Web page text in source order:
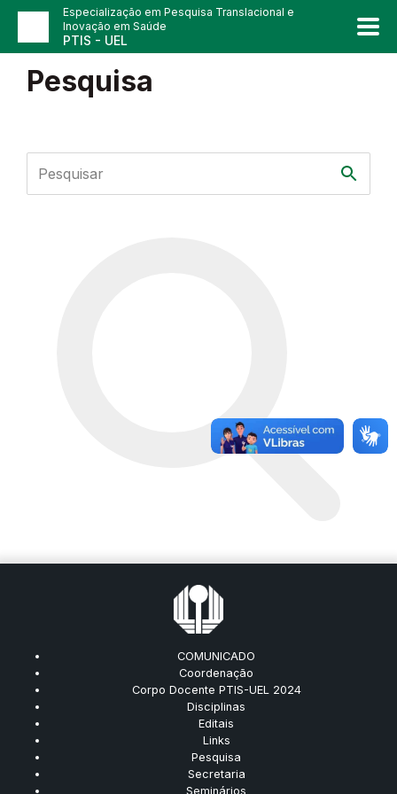
Especialização em Pesquisa Translacional e
Inovação em Saúde
PTIS - UEL
Pesquisa
COMUNICADO
Coordenação
Corpo Docente PTIS-UEL 2024
Disciplinas
Editais
Links
Pesquisa
Secretaria
Seminários